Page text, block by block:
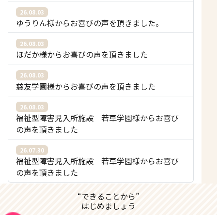
26.08.03
ゆうりん様からお喜びの声を頂きました。
26.08.03
ほだか様からお喜びの声を頂きました
26.08.03
慈友学園様からお喜びの声を頂きました
26.08.03
福祉型障害児入所施設 若草学園様からお喜び
の声を頂きました
26.07.30
福祉型障害児入所施設 若草学園様からお喜び
の声を頂きました
“できることから”
はじめましょう